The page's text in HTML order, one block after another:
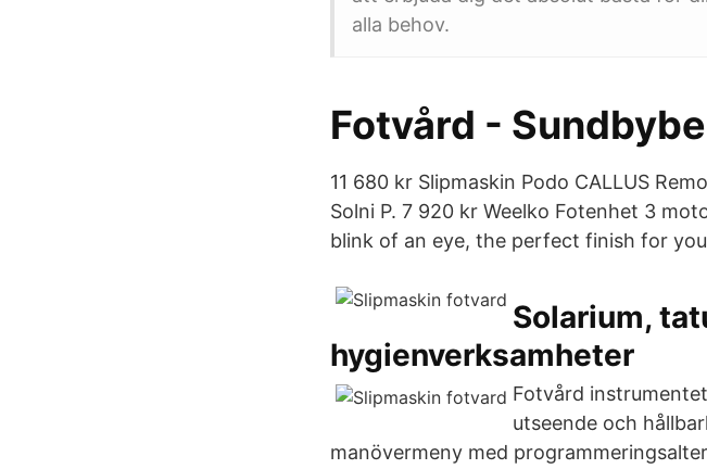
alla behov.
Fotvård -
11 680 kr Slipmaskin Podo CALLUS
Solni P. 7 920 kr Weelko Fotenhet 3
blink of an eye, the perfect finish for
Solarium,
hygienverksamheter
Fotvård
utseende och
manövermeny med